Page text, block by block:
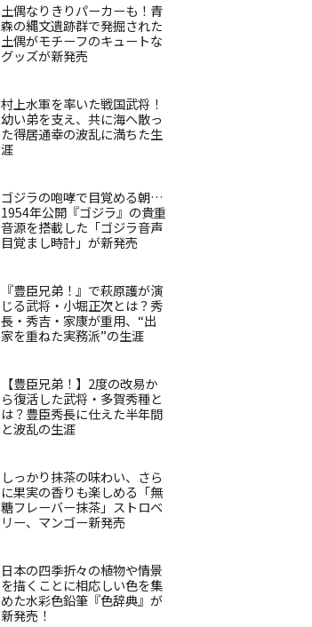
土偶なりきりパーカーも！青
森の縄文遺跡群で発掘された
土偶がモチーフのキュートな
グッズが新発売
村上水軍を率いた戦国武将！
幼い弟を支え、共に海へ散っ
た得居通幸の波乱に満ちた生
涯
ゴジラの咆哮で目覚める朝…
1954年公開『ゴジラ』の貴重
音源を搭載した「ゴジラ音声
目覚まし時計」が新発売
『豊臣兄弟！』で萩原護が演
じる武将・小堀正次とは？秀
長・秀吉・家康が重用、“出
家を重ねた実務派”の生涯
【豊臣兄弟！】2度の改易か
ら復活した武将・多賀秀種と
は？豊臣秀長に仕えた半年間
と波乱の生涯
しっかり抹茶の味わい、さら
に果実の香りも楽しめる「無
糖フレーバー抹茶」ストロベ
リー、マンゴー新発売
日本の四季折々の植物や情景
を描くことに相応しい色を集
めた水彩色鉛筆『色辞典』が
新発売！